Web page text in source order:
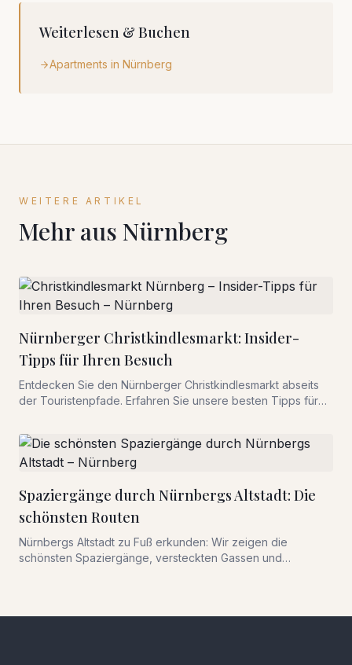
Weiterlesen & Buchen
Apartments in Nürnberg
WEITERE ARTIKEL
Mehr aus Nürnberg
Nürnberger Christkindlesmarkt: Insider-
Tipps für Ihren Besuch
Entdecken Sie den Nürnberger Christkindlesmarkt abseits
der Touristenpfade. Erfahren Sie unsere besten Tipps für
Spaziergänge durch Nürnbergs Altstadt: Die
schönsten Routen
Nürnbergs Altstadt zu Fuß erkunden: Wir zeigen die
schönsten Spaziergänge, versteckten Gassen und